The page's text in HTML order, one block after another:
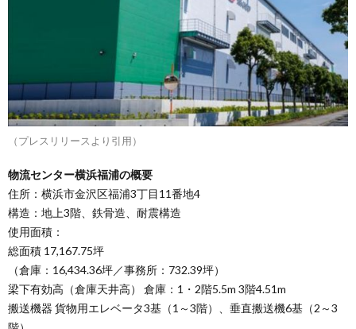
（プレスリリースより引用）
物流センター横浜福浦の概要
住所：横浜市金沢区福浦3丁目11番地4
構造：地上3階、鉄骨造、耐震構造
使用面積：
総面積 17,167.75坪
（倉庫：16,434.36坪／事務所：732.39坪）
梁下有効高（倉庫天井高） 倉庫：1・2階5.5m 3階4.51m
搬送機器 貨物用エレベータ3基（1～3階）、垂直搬送機6基（2～3